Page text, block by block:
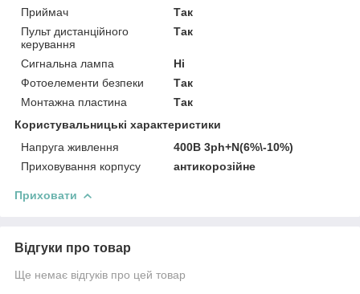
Приймач
Так
Пульт дистанційного
керування
Так
Сигнальна лампа
Ні
Фотоелементи безпеки
Так
Монтажна пластина
Так
Користувальницькі характеристики
Напруга живлення
400В 3ph+N(6%\-10%)
Приховування корпусу
антикорозійне
Приховати
Відгуки про товар
Ще немає відгуків про цей товар